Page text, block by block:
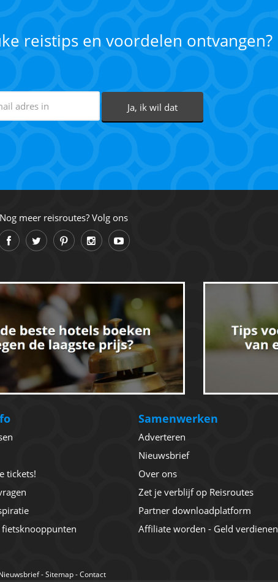
reistips en voordelen ontvangen?
Nog meer reisroutes? Volg ons
tickets!
Samenwerken
Adverteren
Nieuwsbrief
Over ons
Zet je verblijf op Reisroutes
Partner downloadplatform
Affiliate worden - Geld verdienen
-Sitemap-Contact